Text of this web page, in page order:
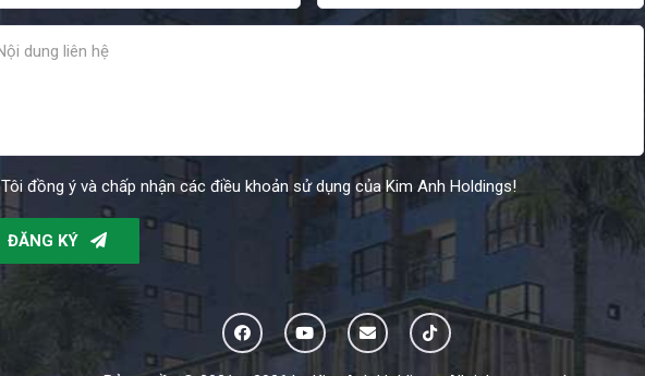
Tôi đồng ý và chấp nhận các điều khoản sử dụng của Kim Anh Holdings!
ĐĂNG KÝ